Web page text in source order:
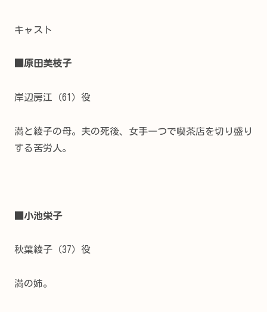
キャスト
■原田美枝子
岸辺房江（61）役
満と綾子の母。夫の死後、女手一つで喫茶店を切り盛り
する苦労人。
■小池栄子
秋葉綾子（37）役
満の姉。